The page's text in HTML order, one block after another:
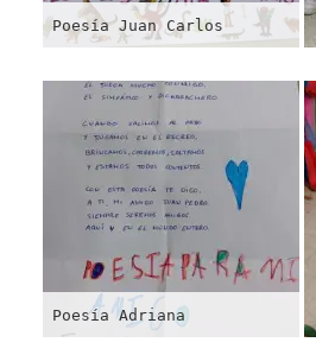
Poesía Juan Carlos
Poesía Adriana